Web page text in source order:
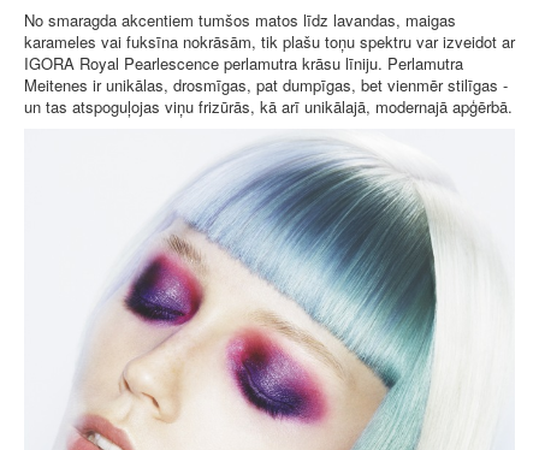
No smaragda akcentiem tumšos matos līdz lavandas, maigas
karameles vai fuksīna nokrāsām, tik plašu toņu spektru var izveidot ar
IGORA Royal Pearlescence perlamutra krāsu līniju. Perlamutra
Meitenes ir unikālas, drosmīgas, pat dumpīgas, bet vienmēr stilīgas -
un tas atspoguļojas viņu frizūrās, kā arī unikālajā, modernajā apģērbā.